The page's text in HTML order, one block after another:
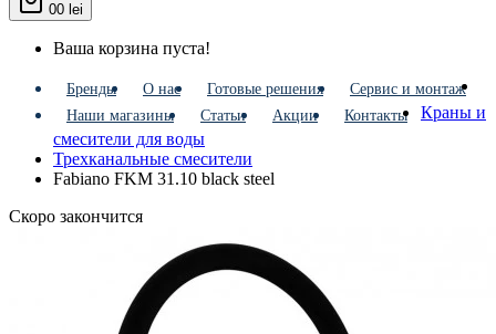
00 lei
Ваша корзина пуста!
Бренды О нас Готовые решения
Сервис и монтаж
Наши магазины
Статьи Акции Контакты
Краны и
смесители для воды
Трехканальные смесители
Fabiano FKM 31.10 black steel
Скоро закончится